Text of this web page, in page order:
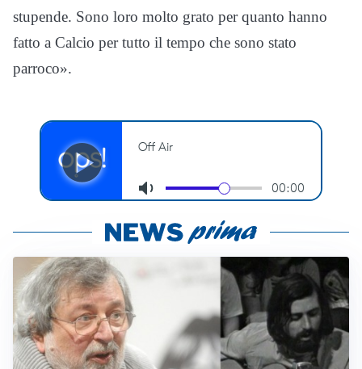
stupende. Sono loro molto grato per quanto hanno
fatto a Calcio per tutto il tempo che sono stato
parroco».